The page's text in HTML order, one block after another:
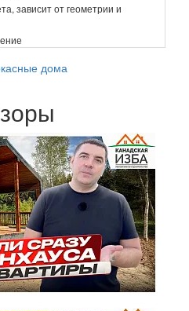
зависит от геометрии и
дома